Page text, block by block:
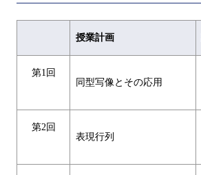
授業計画
第1回
同型写像とその応用
第2回
表現行列